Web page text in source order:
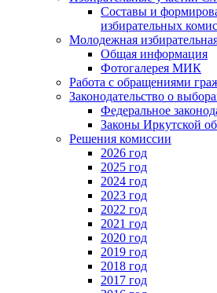
Составы и
избирательных
Молодежная
Общая информация
Фотогалерея МИК
Работа с обращениями
Законодательство о
Федеральное
Законы Иркутской
Решения комиссии
2026 год
2025 год
2024 год
2023 год
2022 год
2021 год
2020 год
2019 год
2018 год
2017 год